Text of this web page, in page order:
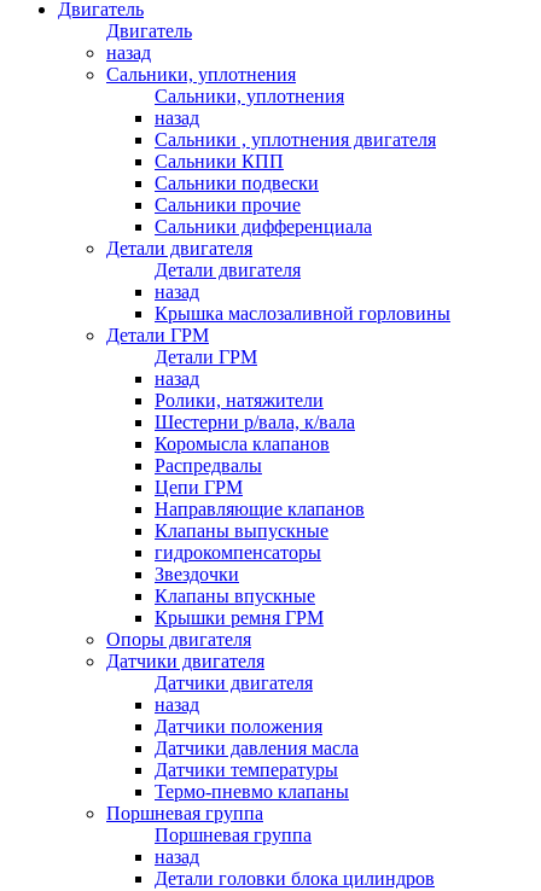
Двигатель
Двигатель
назад
Сальники, уплотнения
Сальники, уплотнения
назад
Сальники , уплотнения двигателя
Сальники КПП
Сальники подвески
Сальники прочие
Сальники дифференциала
Детали двигателя
Детали двигателя
назад
Крышка маслозаливной горловины
Детали ГРМ
Детали ГРМ
назад
Ролики, натяжители
Шестерни р/вала, к/вала
Коромысла клапанов
Распредвалы
Цепи ГРМ
Направляющие клапанов
Клапаны выпускные
гидрокомпенсаторы
Звездочки
Клапаны впускные
Крышки ремня ГРМ
Опоры двигателя
Датчики двигателя
Датчики двигателя
назад
Датчики положения
Датчики давления масла
Датчики температуры
Термо-пневмо клапаны
Поршневая группа
Поршневая группа
назад
Детали головки блока цилиндров